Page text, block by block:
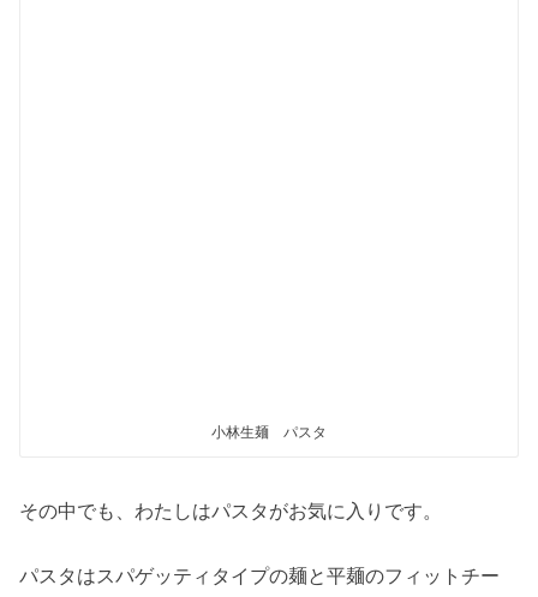
小林生麺 パスタ
その中でも、わたしはパスタがお気に入りです。
パスタはスパゲッティタイプの麺と平麺のフィットチー